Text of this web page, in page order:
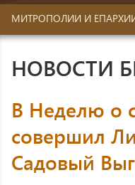
МИТРОПОЛИИ И
НОВОСТИ
В Неделю о
совершил
Садовый